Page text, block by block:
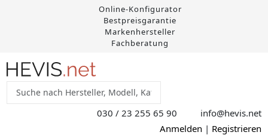
Online-Konfigurator
Bestpreisgarantie
Markenhersteller
Fachberatung
030 / 23 255 65 90 info@hevis.net
Anmelden | Registrieren